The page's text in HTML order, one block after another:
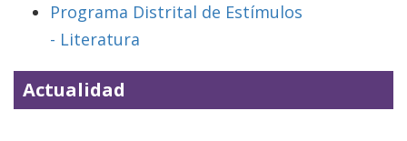
Programa Distrital de Estímulos
- Literatura
Actualidad